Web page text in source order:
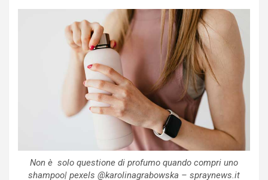
Non è solo questione di profumo quando compri uno
shampoo| pexels @karolinagrabowska – spraynews.it